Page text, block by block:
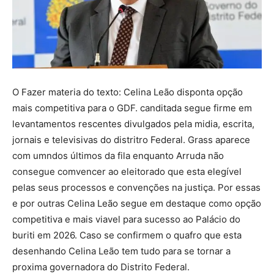
O Fazer materia do texto: Celina Leão disponta opção
mais competitiva para o GDF. canditada segue firme em
levantamentos rescentes divulgados pela midia, escrita,
jornais e televisivas do distritro Federal. Grass aparece
com umndos últimos da fila enquanto Arruda não
consegue comvencer ao eleitorado que esta elegível
pelas seus processos e convenções na justiça. Por essas
e por outras Celina Leão segue em destaque como opção
competitiva e mais viavel para sucesso ao Palácio do
buriti em 2026. Caso se confirmem o quafro que esta
desenhando Celina Leão tem tudo para se tornar a
proxima governadora do Distrito Federal.